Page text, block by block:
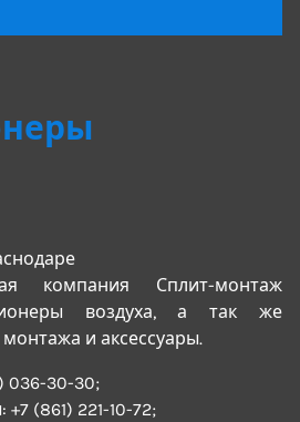
компания Сплит-монтаж
воздуха, а так же
и аксессуары.
036-30-30;
+7 (861) 221-10-72;